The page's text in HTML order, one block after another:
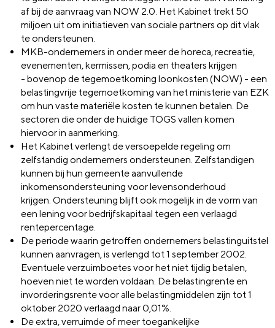
afbij de aanvraag van NOW 2.0. Het Kabinet trekt 50
miljoen uit om initiatieven van sociale partners op dit vlak
te ondersteunen.
MKB-ondernemers in onder meer de horeca, recreatie,
evenementen, kermissen, podia en theaters krijgen
- bovenop de tegemoetkoming loonkosten (NOW) - een
belastingvrije tegemoetkoming van het ministerie van EZK
om hun vaste materiële kosten te kunnen betalen. De
sectoren die onder de huidige TOGS vallen komen
hiervoor in aanmerking.
Het Kabinet verlengt de versoepelde regeling om
zelfstandig ondernemers ondersteunen. Zelfstandigen
kunnen bij hun gemeente aanvullende
inkomensondersteuning voorlevensonderhoud
krijgen. Ondersteuning blijft ook mogelijk in devorm van
een lening voor bedrijfskapitaal tegen een verlaagd
rentepercentage.
De periode waarin getroffen ondernemers belastinguitstel
kunnen aanvragen, is verlengd tot 1 september 2002.
Eventuele verzuimboetes voor het niet tijdig betalen,
hoeven niet te worden voldaan. De belastingrente en
invorderingsrente voor alle belastingmiddelen zijn tot1
oktober 2020 verlaagd naar 0,01%.
De extra, verruimde of meer toegankelijke